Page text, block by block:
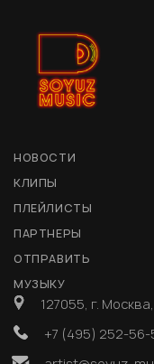
НОВОСТИ
КЛИПЫ
ПЛЕЙЛИСТЫ
ПАРТНЕРЫ
ОТПРАВИТЬ
МУЗЫКУ
127055, г.
+7 (495) 252-56-